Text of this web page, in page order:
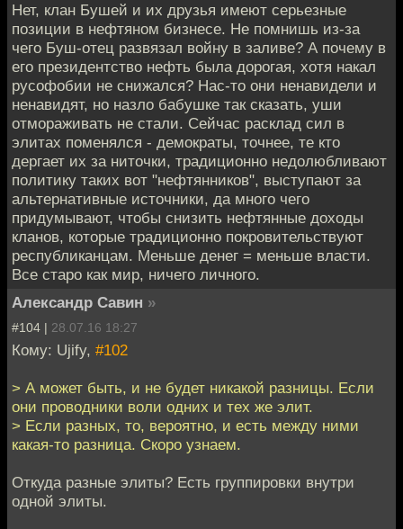
Нет, клан Бушей и их друзья имеют серьезные
позиции в нефтяном бизнесе. Не помнишь из-за
чего Буш-отец развязал войну в заливе? А почему в
его президентство нефть была дорогая, хотя накал
русофобии не снижался? Нас-то они ненавидели и
ненавидят, но назло бабушке так сказать, уши
отмораживать не стали. Сейчас расклад сил в
элитах поменялся - демократы, точнее, те кто
дергает их за ниточки, традиционно недолюбливают
политику таких вот "нефтянников", выступают за
альтернативные источники, да много чего
придумывают, чтобы снизить нефтянные доходы
кланов, которые традиционно покровительствуют
республиканцам. Меньше денег = меньше власти.
Все старо как мир, ничего личного.
Александр Савин »
#104 | 28.07.16 18:27
Кому: Ujify, #102
> А может быть, и не будет никакой разницы. Если
они проводники воли одних и тех же элит.
> Если разных, то, вероятно, и есть между ними
какая-то разница. Скоро узнаем.
Откуда разные элиты? Есть группировки внутри
одной элиты.